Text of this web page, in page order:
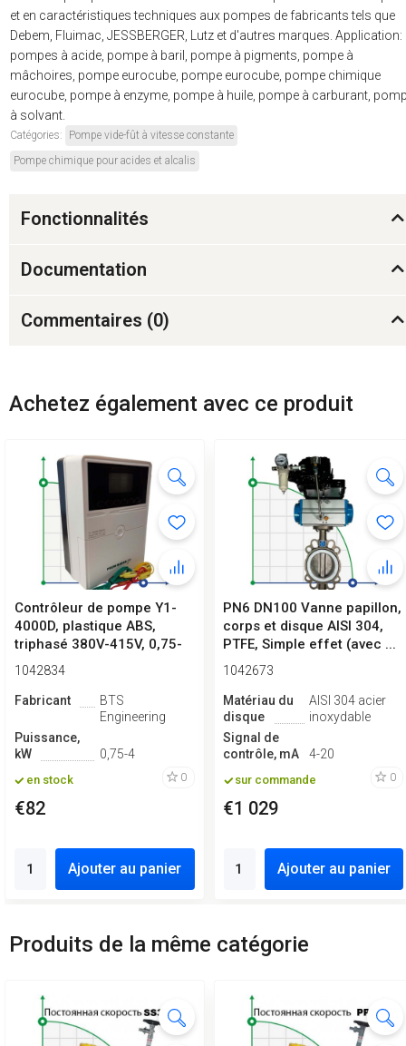
et en caractéristiques techniques aux pompes de fabricants tels que
Debem, Fluimac, JESSBERGER, Lutz et d'autres marques. Application:
pompes à acide, pompe à baril, pompe à pigments, pompe à
mâchoires, pompe eurocube, pompe eurocube, pompe chimique
eurocube, pompe à enzyme, pompe à huile, pompe à carburant,
à solvant.
Catégories:
Pompe vide-fût à vitesse constante
Pompe chimique pour acides et alcalis
Fonctionnalités
Documentation
Commentaires (0)
Achetez également avec ce produit
Contrôleur de pompe Y1-
4000D, plastique ABS,
triphasé 380V-415V, 0,75-
4kW
1042834
Fabricant
BTS
Engineering
Puissance,
kW
0,75-4
en stock 0
€82
Ajouter au panier
PN6 DN100 Vanne papillon,
corps et disque AISI 304,
PTFE, Simple effet (avec ...
1042673
Matériau du
disque
AISI 304 acier
inoxydable
Signal de
contrôle, mA
4-20
sur commande 0
€1 029
Ajouter au panier
Produits de la même catégorie